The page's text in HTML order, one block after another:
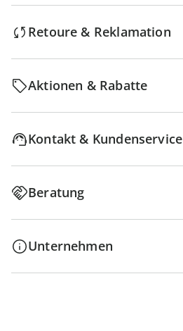
Retoure & Reklamation
Aktionen & Rabatte
Kontakt & Kundenservice
Beratung
Unternehmen